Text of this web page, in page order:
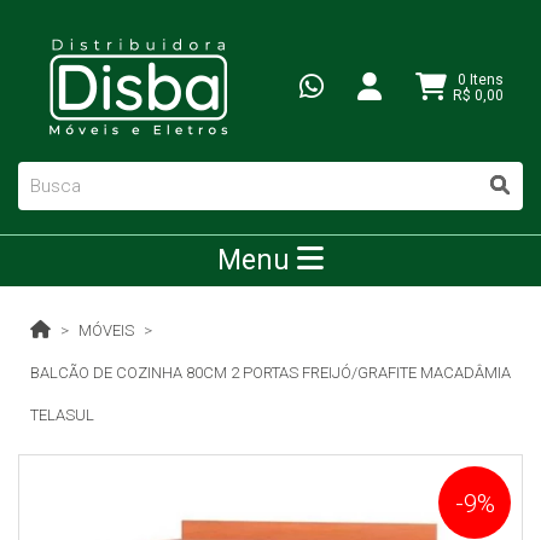
0 Itens
R$ 0,00
Menu
MÓVEIS
BALCÃO DE COZINHA 80CM 2 PORTAS FREIJÓ/GRAFITE MACADÂMIA
TELASUL
-9%